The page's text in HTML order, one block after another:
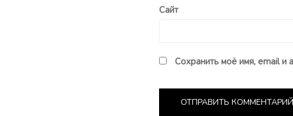
Сайт
Сохранить моё имя, email и